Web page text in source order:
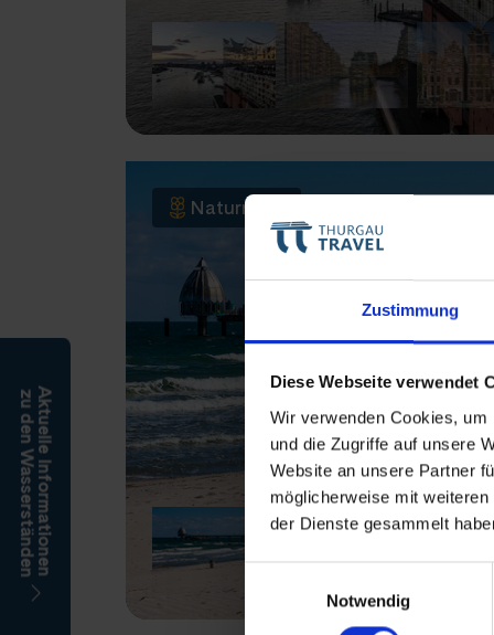
Zustimmung
Diese Webseite verwendet
Wir verwenden Cookies,
und die Zugriffe auf unsere
Website an unsere Partner
möglicherweise mit
der Dienste gesammelt
Notwendig
Aktuelle Informationen
zu den Wasserständen
Naturreise